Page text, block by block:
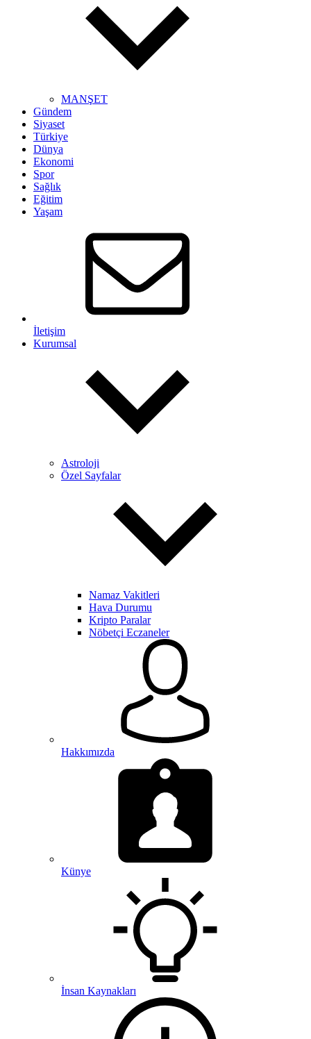
MANŞET
Gündem
Siyaset
Türkiye
Dünya
Ekonomi
Spor
Sağlık
Eğitim
Yaşam
İletişim
Kurumsal
Astroloji
Özel Sayfalar
Namaz Vakitleri
Hava Durumu
Kripto Paralar
Nöbetçi Eczaneler
Hakkımızda
Künye
İnsan Kaynakları